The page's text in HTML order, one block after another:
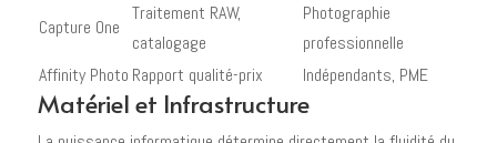
Capture One
Traitement RAW,
catalogage
Photographie
professionnelle
Affinity Photo Rapport qualité-prix Indépendants, PME
Matériel et Infrastructure